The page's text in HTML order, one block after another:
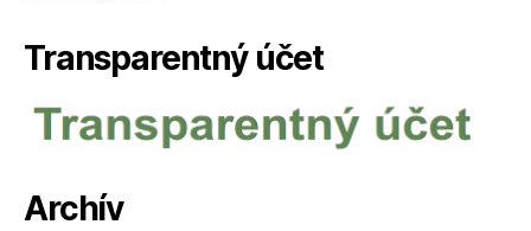
Transparentný účet
Archív